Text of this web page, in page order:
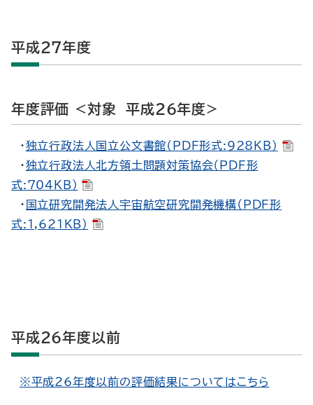
平成27年度
年度評価 <対象 平成26年度>
・独立行政法人国立公文書館（PDF形式:928KB）
・独立行政法人北方領土問題対策協会（PDF形
式:704KB）
・ 国立研究開発法人宇宙航空研究開発機構（PDF形
式:1,621KB）
平成26年度以前
※平成26年度以前の評価結果についてはこちら